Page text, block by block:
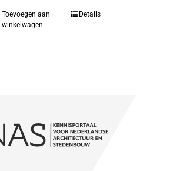
Toevoegen aan
winkelwagen
Details